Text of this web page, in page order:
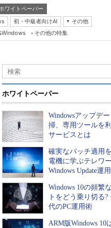
ホワイトペーパー
初・中級者向けAI
その他
Network
その他の特集
ホワイトペーパー
Windowsアップデ
掃、専用ツールを
サービスとは
確実なパッチ適用
電機に学ぶテレワ
Windows Update運用
Windows 10の頻繁
トをどう乗り切る
代のPC運用術
ARM版Windows 10